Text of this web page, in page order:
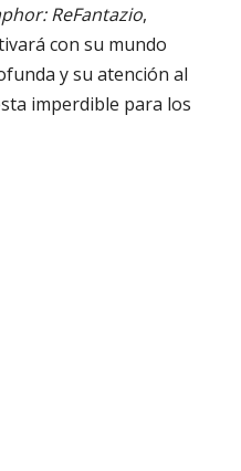
ReFantazio,
con su mundo
y su atención al
imperdible para los